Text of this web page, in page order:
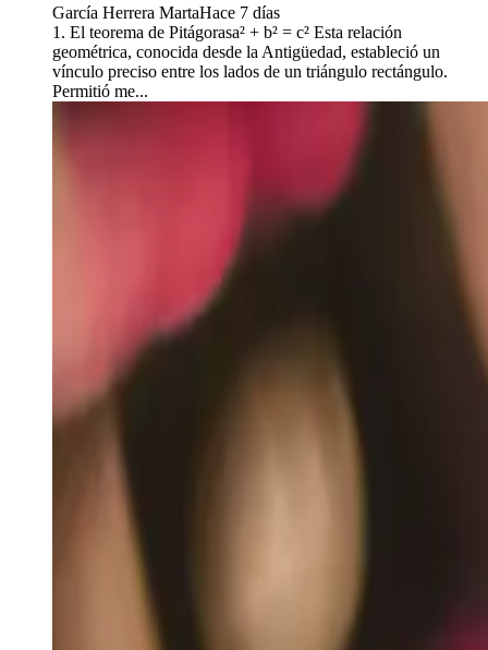
García Herrera MartaHace 7 días
1. El teorema de Pitágorasa² + b² = c² Esta relación
geométrica, conocida desde la Antigüedad, estableció un
vínculo preciso entre los lados de un triángulo rectángulo.
Permitió me...